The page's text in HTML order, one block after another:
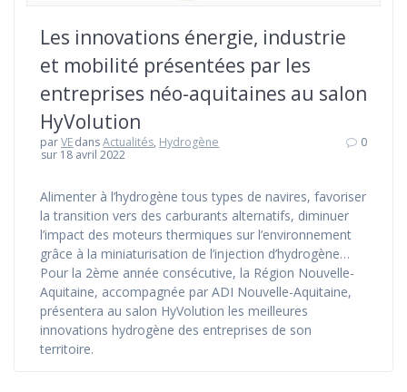
Les innovations énergie, industrie
et mobilité présentées par les
entreprises néo-aquitaines au salon
HyVolution
parVEdansActualités, Hydrogène
sur 18 avril 2022
0
Alimenter à l’hydrogène tous types de navires, favoriser
la transition vers des carburants alternatifs, diminuer
l’impact des moteurs thermiques sur l’environnement
grâce à la miniaturisation de l’injection d’hydrogène…
Pour la 2ème année consécutive, la Région Nouvelle-
Aquitaine, accompagnée par ADI Nouvelle-Aquitaine,
présentera au salon HyVolution les meilleures
innovations hydrogène des entreprises de son
territoire.